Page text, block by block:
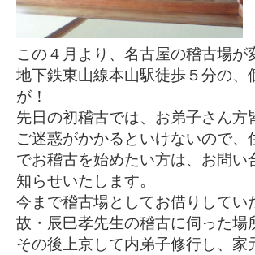
この４月より、名古屋の稽古場が
地下鉄東山線本山駅徒歩５分の
が！
先日の初稽古では、お弟子さん方
ご迷惑がかかるといけないので
でお稽古を始めたい方は、お問
知らせいたします。
今まで稽古場としてお借りして
故・辰巳孝先生の稽古に伺った場
その後上京して内弟子修行し、